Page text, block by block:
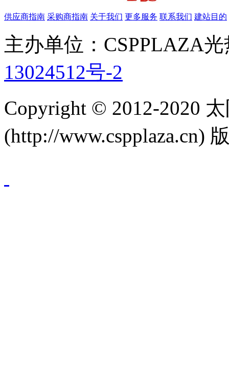
供应商指南 采购商指南 关于我们 更多服务 联系我们 建站目的
主办单位：CSPPLAZA
13024512号-2
Copyright © 2012-2020
(http://www.cspplaza.cn)